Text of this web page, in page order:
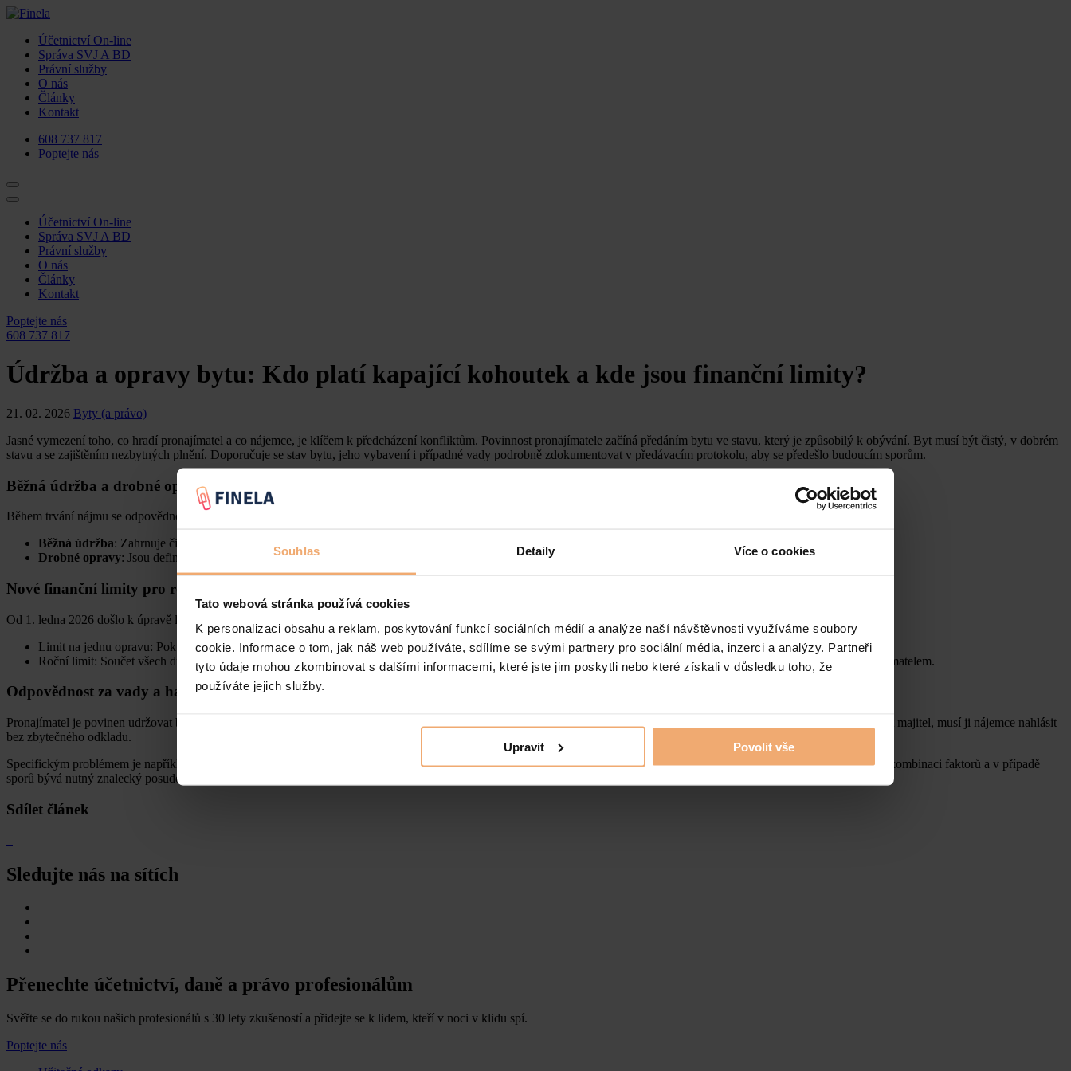
Souhlas Detaily Více o cookies
Tato webová stránka používá cookies
K personalizaci obsahu a reklam, poskytování funkcí sociálních médií a analýze naší návštěvnosti využíváme soubory
cookie. Informace o tom, jak náš web používáte, sdílíme se svými partnery pro sociální média, inzerci a analýzy. Partneři
tyto údaje mohou zkombinovat s dalšími informacemi, které jste jim poskytli nebo které získali v důsledku toho, že
používáte jejich služby.
Upravit Povolit vše
Účetnictví On-line
Správa SVJ A BD
Právní služby
O nás
Články
Kontakt
608 737 817
Poptejte nás
Účetnictví On-line
Správa SVJ A BD
Právní služby
O nás
Články
Kontakt
Poptejte nás
608 737 817
Údržba a opravy bytu: Kdo platí kapající kohoutek a kde jsou finanční limity?
21. 02. 2026 Byty (a právo)
Jasné vymezení toho, co hradí pronajímatel a co nájemce, je klíčem k předcházení konfliktům. Povinnost pronajímatele začíná předáním bytu ve stavu, který je způsobilý k obývání. Byt musí být čistý, v dobrém
stavu a se zajištěním nezbytných plnění. Doporučuje se stav bytu, jeho vybavení i případné vady podrobně zdokumentovat v předávacím protokolu, aby se předešlo budoucím sporům.
Běžná údržba a drobné opravy
Během trvání nájmu se odpovědnost dělí. Nájemce má ze zákona povinnost hradit běžnou údržbu a drobné opravy.
Běžná údržba: Zahrnuje činnosti jako malování, opravy omítek, čištění podlah, tapetování nebo čištění zanesených odpadů.
Drobné opravy: Jsou definovány buď věcně (např. opravy jednotlivých částí oken, dveří, vodovodních výtoků), nebo finančním limitem.
Nové finanční limity pro rok 2026
Od 1. ledna 2026 došlo k úpravě limitů, které určují, co se ještě považuje za drobnou opravu:
Limit na jednu opravu: Pokud náklad na jednotlivou opravu nepřesáhne1 500 Kč, hradí ji nájemce.
Roční limit: Součet všech drobných oprav za kalendářní rok nesmí přesáhnout 150 Kč na m² podlahové plochy bytu. Veškeré náklady nad tento rámec už jdou za pronajímatelem.
Odpovědnost za vady a havárie
Pronajímatel je povinen udržovat byt v obyvatelném stavu po celou dobu nájmu, což zahrnuje revize rozvodů nebo stavební úpravy. Pokud se v bytě objeví vada, kterou má řešit majitel, musí ji nájemce nahlásit
bez zbytečného odkladu.
Specifickým problémem je například
. Odpovědnost může být na straně pronajímatele (vada stavby), ale i nájemce (nedostatečné větrání). V praxi se často jedná o kombinaci faktorů a v případě
sporů bývá nutný znalecký posudek. Podobně u havárií, jako je prasklý ventil, může být nájemce odpovědný, pokud zanedbal preventivní kontroly a údržbu.
Sdílet článek
Sledujte nás na sítích
Přenechte účetnictví, daně a právo profesionálům
Svěřte se do rukou našich profesionálů s 30 lety zkušeností a přidejte se k lidem, kteří v noci v klidu spí.
Poptejte nás